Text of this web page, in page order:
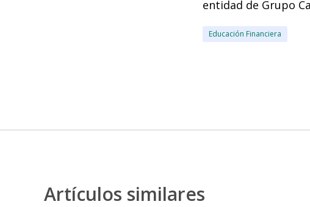
entidad de Grupo
Educación Financiera
Artículos similares